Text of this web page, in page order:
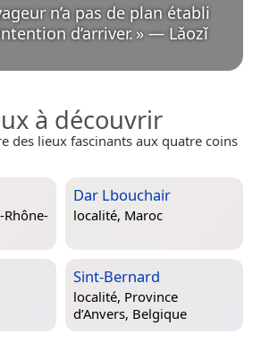
n’a pas de plan établi
d’arriver. » — Lǎozǐ
à découvrir
des lieux fascinants aux quatre coins
Dar Lbouchair
localité, Maroc
Sint-Bernard
localité, Province
d’Anvers, Belgique